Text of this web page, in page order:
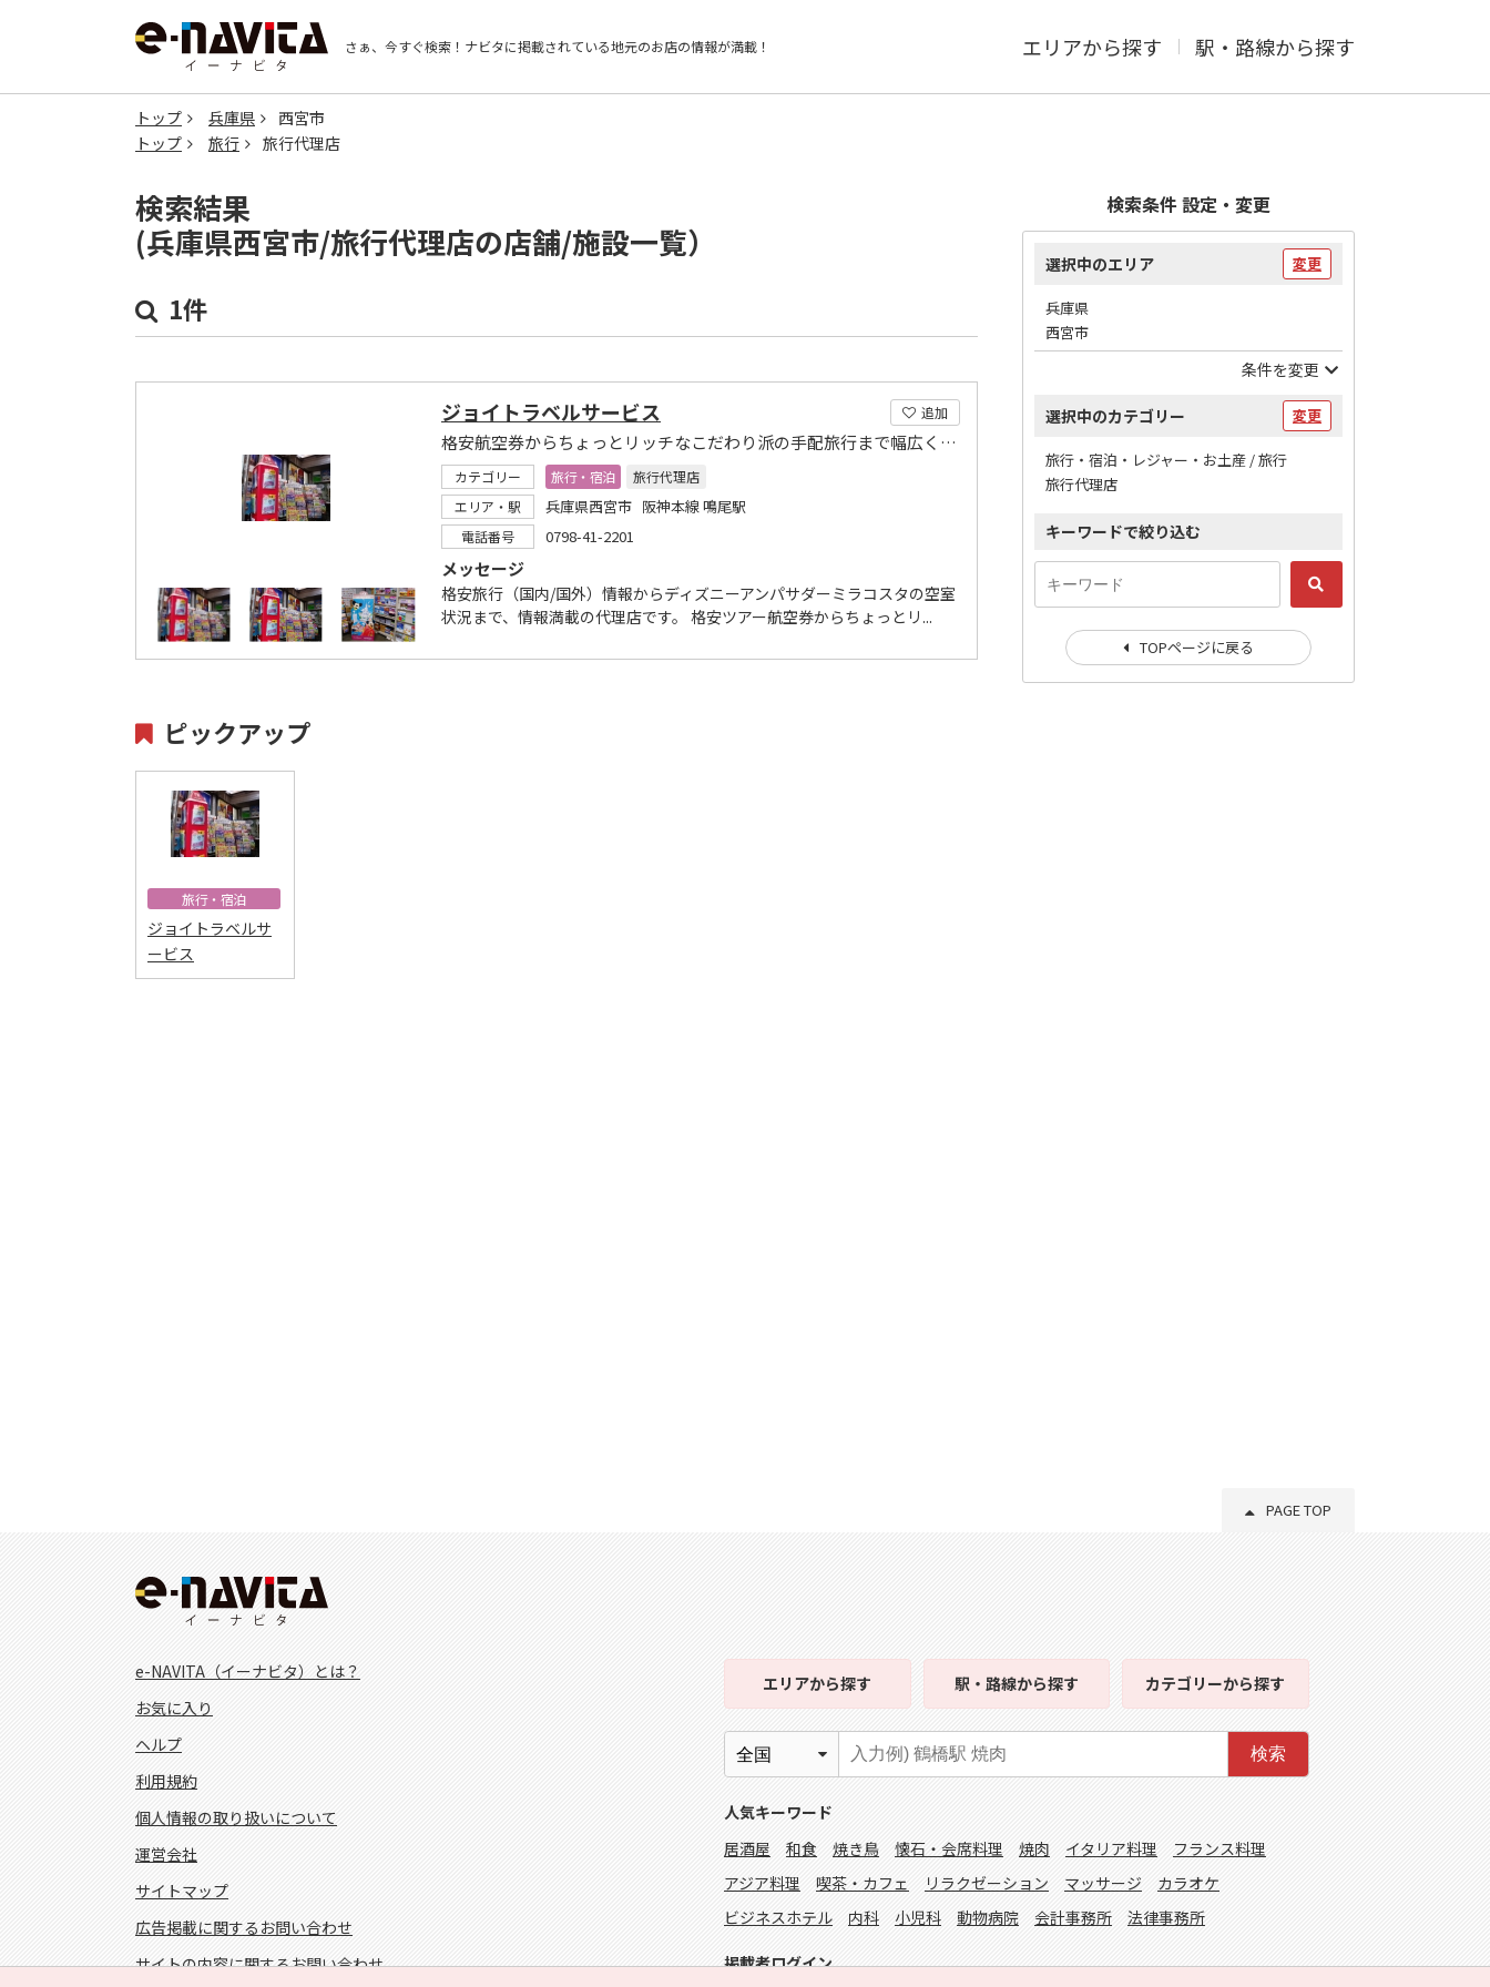
さぁ、今すぐ検索！ ナビタに掲載されている地元のお店の情報が満載！ エリアから探す 駅・路線から探す
トップ 兵庫県
西宮市
トップ
旅行 旅行代理店
検索結果
(兵庫県西宮市/旅行代理店の店舗/施設一覧）
1件
追加
ジョイトラベルサービス
格安航空券からちょっとリッチなこだわり派の手配旅行まで幅広く取扱っています。
カテゴリー 旅行・宿泊
旅行代理店
エリア・駅
兵庫県西宮市 阪神本線 鳴尾駅
電話番号 0798-41-2201
メッセージ
格安旅行（国内/国外）情報からディズニーアンパサダーミラコスタの空室
状況まで、情報満載の代理店です。 格安ツアー航空券からちょっとリ...
ピックアップ
旅行・宿泊
ジョイトラベルサ
ービス
検索条件 設定・変更
選択中のエリア 変更
兵庫県
西宮市
条件を変更
選択中のカテゴリー 変更
旅行・宿泊・レジャー・お土産 / 旅行
旅行代理店
キーワードで絞り込む
TOPページに戻る
PAGE TOP
e-NAVITA（イーナビタ）とは？
お気に入り
ヘルプ
利用規約
個人情報の取り扱いについて
運営会社
サイトマップ
広告掲載に関するお問い合わせ
サイトの内容に関するお問い合わせ
エリアから探す 駅・路線から探す カテゴリーから探す
検索
人気キーワード
居酒屋
和食 焼き鳥 懐石・会席料理 焼肉 イタリア料理
フランス料理
アジア料理
喫茶・カフェ リラクゼーション マッサージ
カラオケ
ビジネスホテル
内科 小児科 動物病院 会計事務所 法律事務所
掲載者ログイン